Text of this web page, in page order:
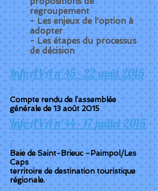
regroupement
- Les enjeux de l'option à
adopter
- Les étapes du processus
de décision
InfoAVA n°45 - 22 août 2015
:
Compte rendu de l’assemblée
générale de 13 août 2015
InfoAVA n°44 - 17 juillet 2015
:
Baie de Saint-Brieuc –Paimpol/Les
Caps
territoire de destination touristique
régionale.